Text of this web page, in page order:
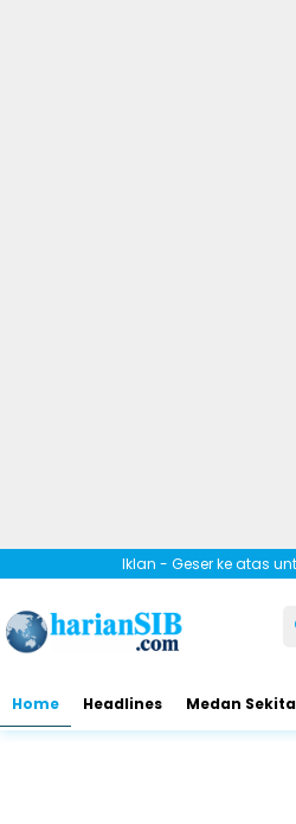
Iklan - Geser ke atas
Home Headlines Medan